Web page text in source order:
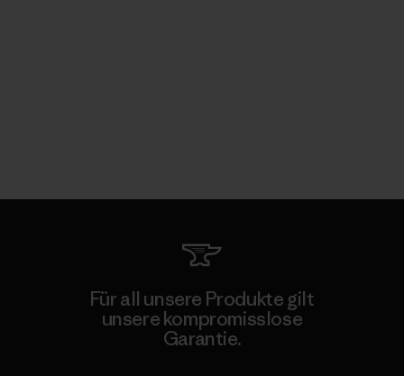
Für all unsere Produkte gilt
unsere kompromisslose
Garantie.